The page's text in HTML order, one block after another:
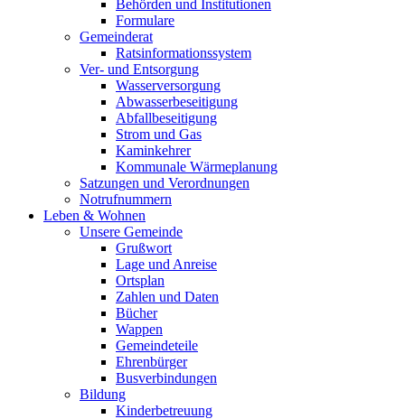
Behörden und Institutionen
Formulare
Gemeinderat
Ratsinformationssystem
Ver- und Entsorgung
Wasserversorgung
Abwasserbeseitigung
Abfallbeseitigung
Strom und Gas
Kaminkehrer
Kommunale Wärmeplanung
Satzungen und Verordnungen
Notrufnummern
Leben & Wohnen
Unsere Gemeinde
Grußwort
Lage und Anreise
Ortsplan
Zahlen und Daten
Bücher
Wappen
Gemeindeteile
Ehrenbürger
Busverbindungen
Bildung
Kinderbetreuung